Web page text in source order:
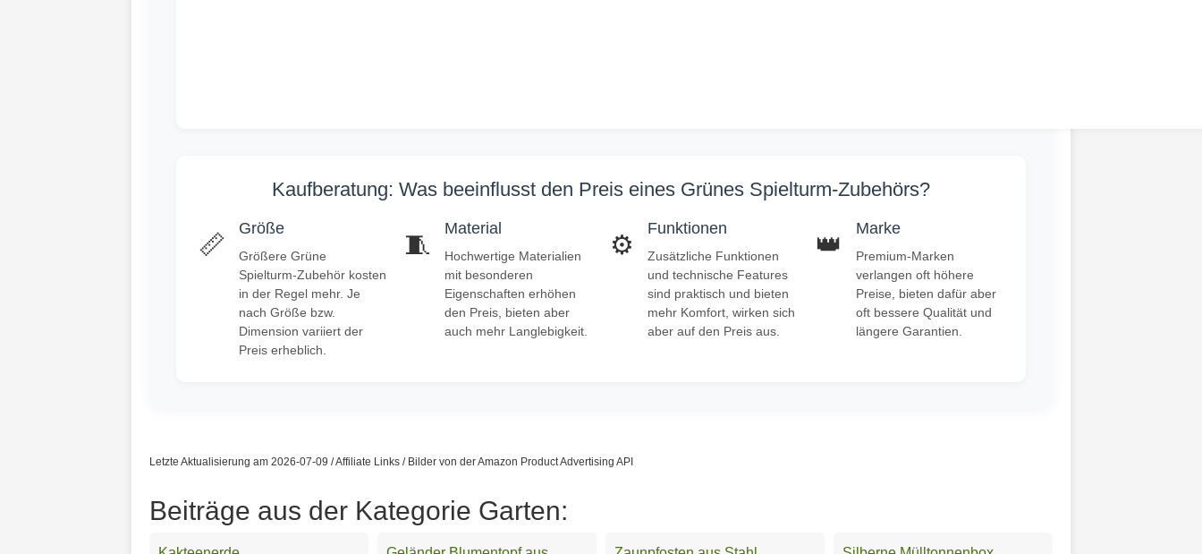
Kaufberatung: Was beeinflusst den Preis eines Grünes Spielturm-Zubehörs?
📏
Größe
Größere Grüne
Spielturm-Zubehör kosten
in der Regel mehr. Je
nach Größe bzw.
Dimension variiert der
Preis erheblich.
🧵
Material
Hochwertige Materialien
mit besonderen
Eigenschaften erhöhen
den Preis, bieten aber
auch mehr Langlebigkeit.
⚙️
Funktionen
Zusätzliche Funktionen
und technische Features
sind praktisch und bieten
mehr Komfort, wirken sich
aber auf den Preis aus.
👑
Marke
Premium-Marken
verlangen oft höhere
Preise, bieten dafür aber
oft bessere Qualität und
längere Garantien.
Letzte Aktualisierung am 2026-07-09 / Affiliate Links / Bilder von der Amazon Product Advertising API
Beiträge aus der Kategorie Garten: